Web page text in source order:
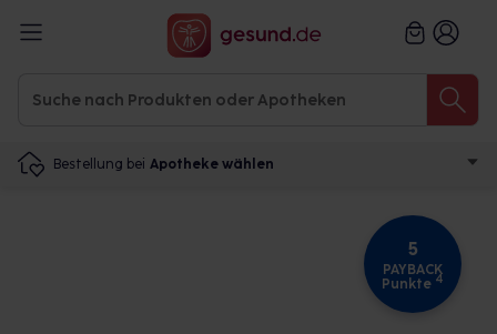
Bestellung bei Apotheke wählen
5
PAYBACK
Punkte 4